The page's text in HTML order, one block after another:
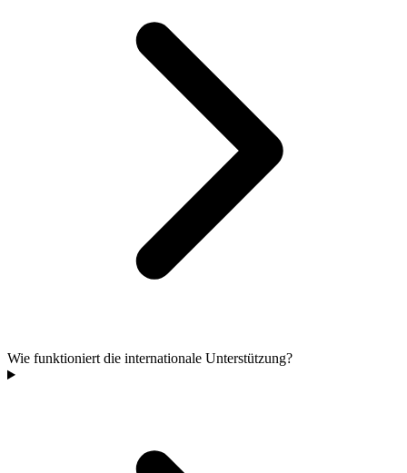
Wie funktioniert die internationale Unterstützung?